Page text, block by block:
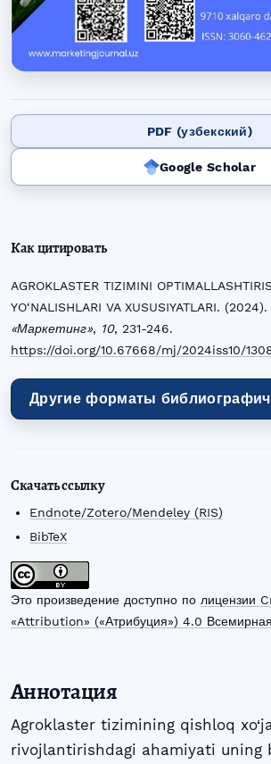
PDF (узбекский)
Google Scholar
Как цитировать
AGROKLASTER TIZIMINI
YO‘NALISHLARI VA XUSUSIYATLARI. (2024).
«Маркетинг», 10, 231-246.
https://doi.org/10.67668/mj/2024iss10/
Другие форматы
Скачать ссылку
Endnote/Zotero/Mendeley (RIS)
BibTeX
Это произведение доступно по лицензии
«Attribution» («Атрибуция») 4.0 Всемирная
Аннотация
Agroklaster tizimining qishloq
rivojlantirishdagi ahamiyati uning